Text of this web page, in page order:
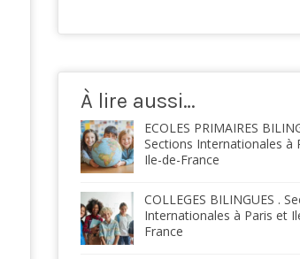
À lire aussi…
ECOLES PRIMAIRES
Sections Internationales à
Ile-de-France
COLLEGES BILINGUES .
Internationales à Paris et
France